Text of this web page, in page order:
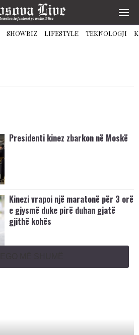
SHOWBIZ LIFESTYLE TEKNOLOGJI
Presidenti kinez zbarkon në Moskë
Kinezi vrapoi një maratonë për 3 orë
e gjysmë duke pirë duhan gjatë
gjithë kohës